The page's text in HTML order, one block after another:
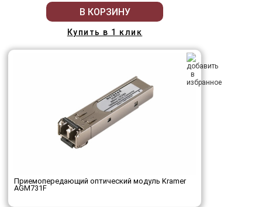
В КОРЗИНУ
Купить в 1 клик
Приемопередающий оптический модуль Kramer
AGM731F